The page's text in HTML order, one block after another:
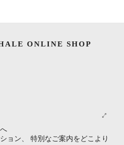
ONLINE SHOP
ョン、 特別なご案内をどこより